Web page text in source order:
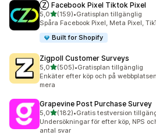
Ⓩ Facebook Pixel Tiktok Pixel
5,0av 5 stjärnor
(159)
159 recensioner totalt
•Gratisplan tillgänglig
Spåra Facebook Pixel, Meta Pixel,
Built for Shopify
Zigpoll Customer Surveys
5,0av 5 stjärnor
(505)
505 recensioner totalt
•Gratisplan tillgänglig
Enkäter efter köp och på
mera
Grapevine Post Purchase Survey
5,0av 5 stjärnor
(182)
182 recensioner totalt
•Gratis testversion
Undersökningar för efter köp, NPS
antal svar